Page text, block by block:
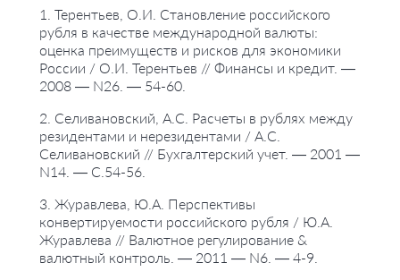
1. Терентьев, О.И. Становление российского
рубля в качестве международной валюты:
оценка преимуществ и рисков для экономики
России / О.И. Терентьев // Финансы и кредит. —
2008 — N26. — 54-60.
2. Селивановский, А.С. Расчеты в рублях между
резидентами и нерезидентами / А.С.
Селивановский // Бухгалтерский учет. — 2001 —
N14. — С.54-56.
3. Журавлева, Ю.А. Перспективы
конвертируемости российского рубля / Ю.А.
Журавлева // Валютное регулирование &
валютный контроль. — 2011 — N6. — 4-9.